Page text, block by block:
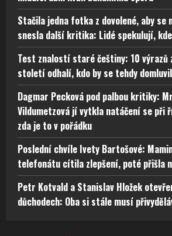
Stačila jedna fotka z dovolené, aby se
snesla další kritika: Lidé spekulují,
Test znalostí staré češtiny: 10 výrazů
století odhalí, kdo by se tehdy domluvil
Dagmar Pecková pod palbou kritiky:
Vildumetzová jí vytkla natáčení se při
zda je to v pořádku
Poslední chvíle Ivety Bartošové:
telefonátu cítila zlepšení, poté přišla
Petr Kotvald a Stanislav Hložek
důchodech: Oba si stále musí